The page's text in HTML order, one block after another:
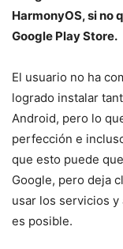
HarmonyOS, si no
Google Play Store.
El usuario no ha
logrado instalar
Android, pero lo
perfección e
que esto puede
Google, pero deja
usar los servicios y
es posible.